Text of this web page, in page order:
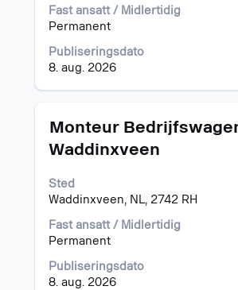
Fast ansatt / Midlertidig
Permanent
Publiseringsdato
8. aug. 2026
vise
det
innholdet
i
jobbinformasjonen.
Tittel
Monteur
Waddinxveen
Sted
Waddinxveen, NL, 2742 RH
Fast ansatt / Midlertidig
Permanent
Publiseringsdato
8. aug. 2026
Velg
mellomromstasten
å
vise
det
fullstendige
i
jobbinformasjonen.